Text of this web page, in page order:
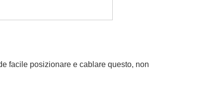
facile posizionare e cablare questo, non